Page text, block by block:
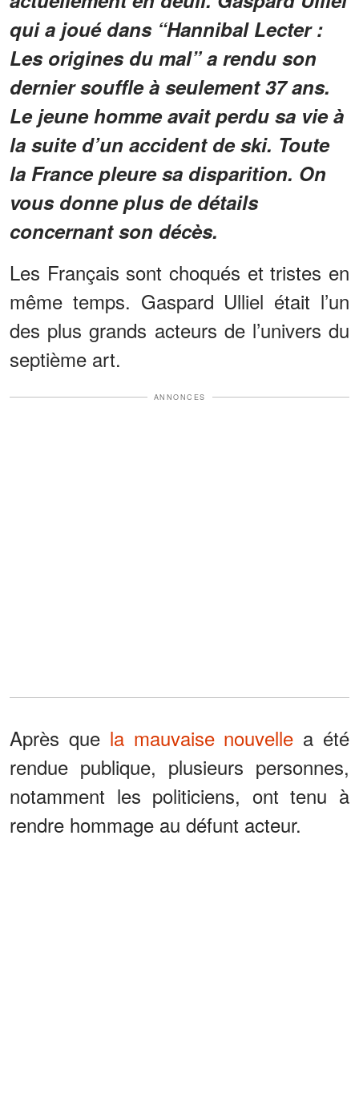
qui a joué dans “Hannibal Lecter :
Les origines du mal” a rendu son
dernier souffle à seulement 37 ans.
Le jeune homme avait perdu sa vie à
la suite d’un accident de ski. Toute
la France pleure sa disparition. On
vous donne plus de détails
concernant son décès.
Les Français sont choqués et tristes en
même temps. Gaspard Ulliel était l’un
des plus grands acteurs de l’univers du
septième art.
ANNONCES
Après que la mauvaise nouvelle a été
rendue publique, plusieurs personnes,
notamment les politiciens, ont tenu à
rendre hommage au défunt acteur.